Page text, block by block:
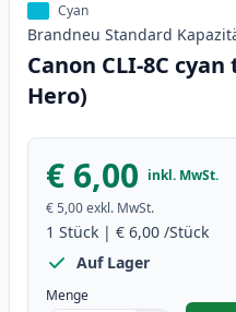
Cyan
Brandneu Standard
Canon CLI-8C
Hero)
€ 6,00 inkl. MwSt.
€ 5,00exkl. MwSt.
1 Stück | € 6,00 /Stück
Auf Lager
Menge